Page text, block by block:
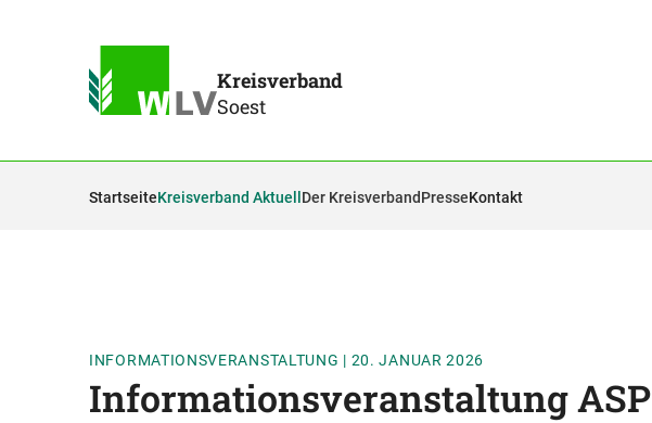
Kreisverband
Soest
StartseiteKreisverband Aktuell Der KreisverbandPresseKontakt
INFORMATIONSVERANSTALTUNG | 20. JANUAR 2026
Informationsveranstaltung ASP